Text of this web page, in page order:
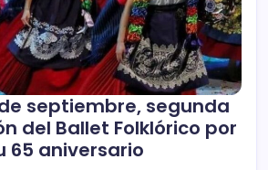
septiembre, segunda
del Ballet Folklórico por
65 aniversario